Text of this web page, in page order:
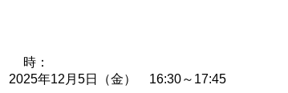
時：
2025年12月5日（金） 16:30～17:45